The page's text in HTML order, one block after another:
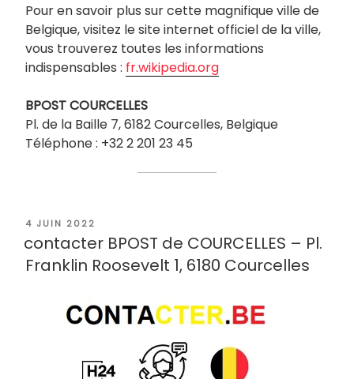
Pour en savoir plus sur cette magnifique ville de
Belgique, visitez le site internet officiel de la ville,
vous trouverez toutes les informations
indispensables : fr.wikipedia.org
BPOSTCOURCELLES
Pl. de la Baille 7, 6182 Courcelles, Belgique
Téléphone : +32 2 201 23 45
PUBLIÉ
4 JUIN 2022
contacter BPOST de COURCELLES – Pl.
Franklin Roosevelt 1, 6180 Courcelles